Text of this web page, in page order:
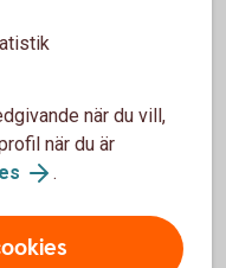
aktuella
i
när du vill,
när du är
.